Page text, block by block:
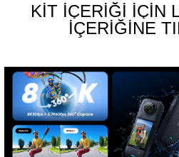
KİT İÇERİĞİ İÇİN
İÇERİĞİNE